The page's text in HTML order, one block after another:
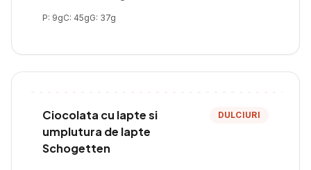
P: 9gC: 45gG: 37g
Ciocolata cu lapte si
umplutura de lapte
Schogetten
DULCIURI